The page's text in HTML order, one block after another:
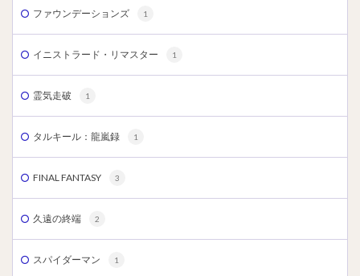
ファウンデーションズ 1
イニストラード・リマスター 1
霊気走破 1
タルキール：龍嵐録 1
FINAL FANTASY 3
久遠の終端 2
スパイダーマン 1